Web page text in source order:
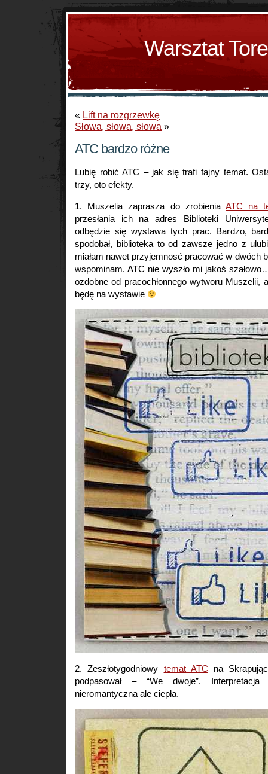
Warsztat
« Lift na rozgrzewkę
Słowa, słowa, słowa »
ATC bardzo różne
Lubię robić ATC – jak się trafi fajny temat.
trzy, oto efekty.
1. Muszelia zaprasza do zrobienia ATC na
przesłania ich na adres Biblioteki
odbędzie się wystawa tych prac. Bardzo,
spodobał, biblioteka to od zawsze jedno z
miałam nawet przyjemnosć pracować w dwóch
wspominam. ATC nie wyszło mi jakoś
ozdobne od pracochłonnego wytworu Muszelii,
będę na wystawie
2. Zeszłotygodniowy temat ATC na
podpasował – “We dwoje”.
nieromantyczna ale ciepła.